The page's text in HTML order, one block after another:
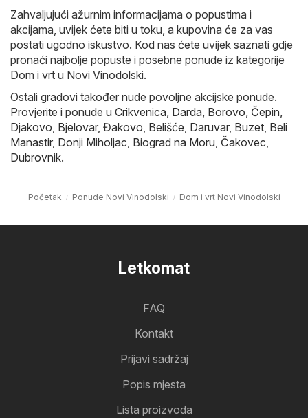
Zahvaljujući ažurnim informacijama o popustima i
akcijama, uvijek ćete biti u toku, a kupovina će za vas
postati ugodno iskustvo. Kod nas ćete uvijek saznati gdje
pronaći najbolje popuste i posebne ponude iz kategorije
Dom i vrt u Novi Vinodolski.
Ostali gradovi također nude povoljne akcijske ponude.
Provjerite i ponude u Crikvenica Darda Borovo Čepin
Djakovo Bjelovar, Đakovo Belišće Daruvar, Buzet Beli
Manastir, Donji Miholjac Biograd na Moru Čakovec
Dubrovnik.
Početak Ponude Novi Vinodolski Dom i vrt Novi Vinodolski
Letkomat
FAQ
Kontakt
Prijavi sadržaj
Popis mjesta
Lista proizvoda